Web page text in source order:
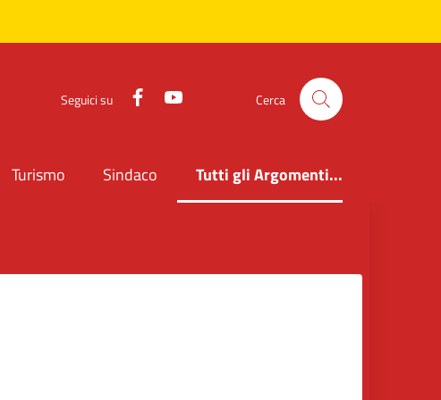
Seguici su Facebook Cerca
Turismo Sindaco Tutti gli Argomenti...